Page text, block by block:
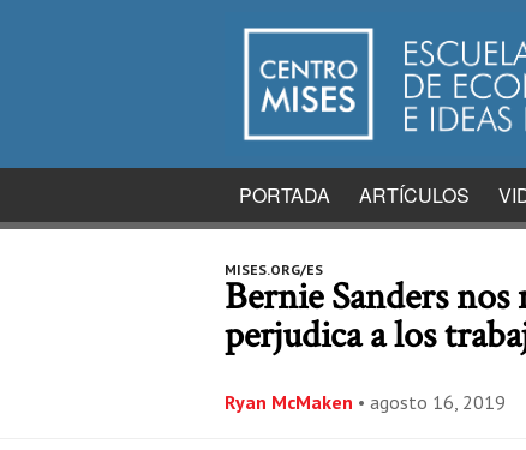
PORTADA ARTÍCULOS
MISES.ORG/ES
Bernie Sanders
perjudica a los
Ryan McMaken • agosto 16, 2019